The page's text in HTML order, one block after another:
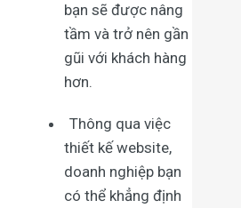
bạn sẽ được nâng
tầm và trở nên gần
gũi với khách hàng
hơn.
Thông qua việc
thiết kế website,
doanh nghiệp bạn
có thể khẳng định